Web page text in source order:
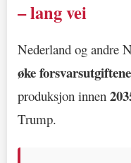
– lang vei
Nederland og andre
øke
produksjon innen
Trump.